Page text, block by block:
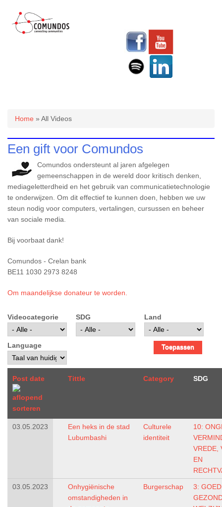
U bent hier
Home » All Videos
Een gift voor Comundos
Comundos ondersteunt al jaren afgelegen
gemeenschappen in de wereld door kritisch denken,
mediageletterdheid en het gebruik van communicatietechnologie
te onderwijzen. Om dit effectief te kunnen doen, hebben we uw
steun nodig voor computers, vertalingen, cursussen en beheer
van sociale media.
Bij voorbaat dank!
Comundos - Crelan bank
BE11 1030 2973 8248
Om maandelijkse donateur te worden.
Videocategorie SDG Land
Language
Post date Tittle Category SDG
03.05.2023
Een heks in de stad
Lubumbashi
Culturele
identiteit
10:
VREDE,
EN
03.05.2023
Onhygiënische
omstandigheden in
Burgerschap
3: